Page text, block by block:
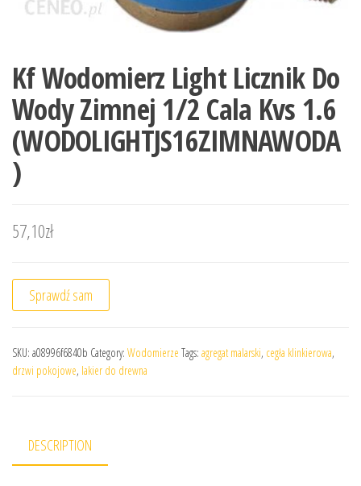
Kf Wodomierz Light Licznik Do
Wody Zimnej 1/2 Cala Kvs 1.6
(WODOLIGHTJS16ZIMNAWODA
)
57,10zł
Sprawdź sam
SKU: a08996f6840b Category: Wodomierze Tags: agregat malarski, cegła klinkierowa,
drzwi pokojowe, lakier do drewna
DESCRIPTION